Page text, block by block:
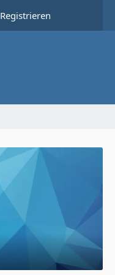
Registrieren